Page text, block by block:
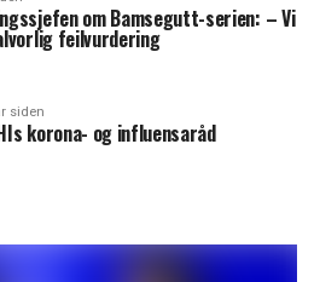
om Bamsegutt-serien: – Vi
feilvurdering
siden
korona- og influensaråd